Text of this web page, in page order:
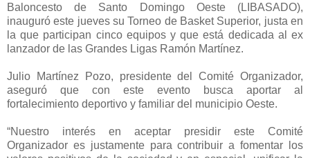
Baloncesto de Santo Domingo Oeste (LIBASADO),
inauguró este jueves su Torneo de Basket Superior, justa en
la que participan cinco equipos y que está dedicada al ex
lanzador de las Grandes Ligas Ramón Martínez.
Julio Martínez Pozo, presidente del Comité Organizador,
aseguró que con este evento busca aportar al
fortalecimiento deportivo y familiar del municipio Oeste.
“Nuestro interés en aceptar presidir este Comité
Organizador es justamente para contribuir a fomentar los